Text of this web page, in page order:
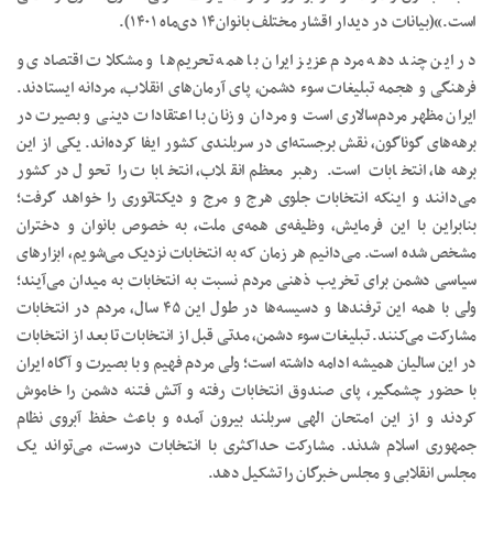
است.»(بیانات در دیدار اقشار مختلف بانوان۱۴ دی‌ماه ۱۴۰۱).
در این چند دهه مردم عزیز ایران با همه تحریم‌ها و مشکلات اقتصادی و
فرهنگی و هجمه تبلیغات سوء دشمن، پای آرمان‌های انقلاب، مردانه ایستادند.
ایران مظهر مردم‌سالاری است و مردان و زنان با اعتقادات دینی و بصیرت در
برهه‌های گوناگون، نقش برجسته‌ای در سربلندی کشور ایفا کرده‌اند. یکی از این
برهه‌ها، انتخابات است. رهبر معظم انقلاب، انتخابات را تحول در کشور
می‌دانند و اینکه انتخابات جلوی هرج و مرج و دیکتاتوری را خواهد گرفت؛
بنابراین با این فرمایش، وظیفه‌ی همه‌ی ملت، به خصوص بانوان و دختران
مشخص شده است. می‌دانیم هر زمان که به انتخابات نزدیک می‌شویم، ابزارهای
سیاسی دشمن برای تخریب ذهنی مردم نسبت به انتخابات به میدان می‌آیند؛
ولی با همه این ترفندها و دسیسه‌ها در طول این ۴۵ سال، مردم در انتخابات
مشارکت می‌کنند. تبلیغات سوء دشمن، مدتی قبل از انتخابات تا بعد از انتخابات
در این سالیان همیشه ادامه داشته است؛ ولی مردم فهیم و با بصیرت و آگاه ایران
با حضور چشمگیر، پای صندوق انتخابات رفته و آتش فتنه دشمن را خاموش
کردند و از این امتحان الهی سربلند بیرون آمده و باعث حفظ آبروی نظام
جمهوری اسلام شدند. مشارکت حداکثری با انتخابات درست، می‌تواند یک
مجلس انقلابی و مجلس خبرگان را تشکیل دهد.